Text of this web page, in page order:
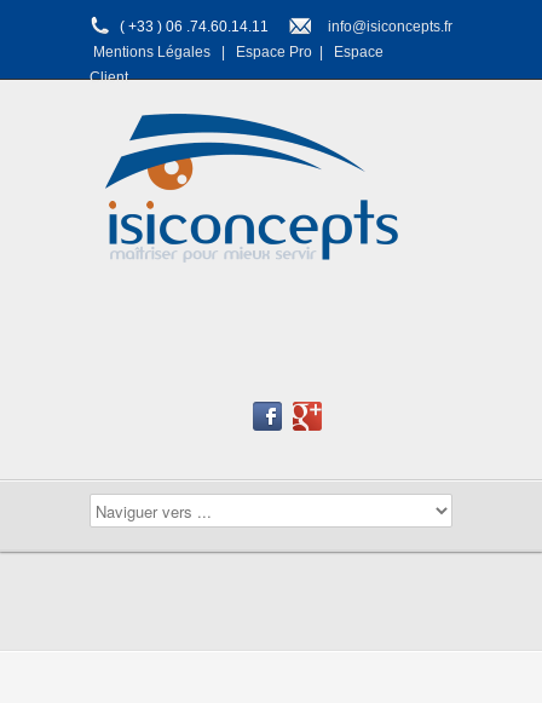
( +33 ) 06 .74.60.14.11
info@isiconcepts.fr
Mentions Légales
Espace Pro
Espace
Client